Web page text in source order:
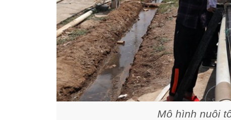
Mô hình nuôi